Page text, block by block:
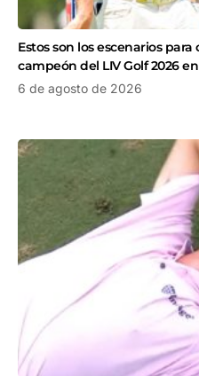
Estos son los escenarios
campeón del LIV Golf 2026
6 de agosto de 2026